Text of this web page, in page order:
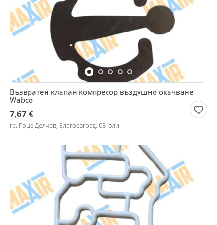
Възвратен клапан компресор въздушно окачване
Wabco
7,67 €
гр. Гоце Делчев, Благоевград, 05 юли